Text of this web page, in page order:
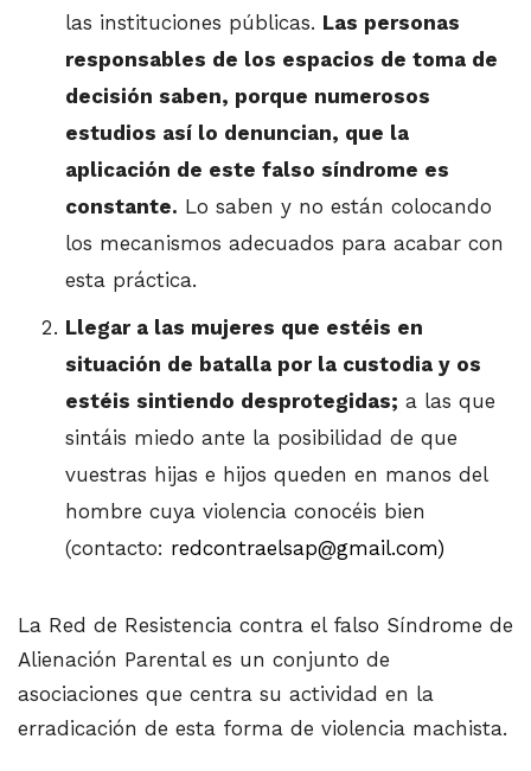
las instituciones públicas. Las personas
responsables de los espacios de toma de
decisión saben, porque numerosos
estudios así lo denuncian, que la
aplicación de este falso síndrome es
constante. Lo saben y no están colocando
los mecanismos adecuados para acabar con
esta práctica.
Llegar a las mujeres que estéis en
situación de batalla por la custodia y os
estéis sintiendo desprotegidas; a las que
sintáis miedo ante la posibilidad de que
vuestras hijas e hijos queden en manos del
hombre cuya violencia conocéis bien
(contacto: redcontraelsap@gmail.com)
La Red de Resistencia contra el falso Síndrome de
Alienación Parental es un conjunto de
asociaciones que centra su actividad en la
erradicación de esta forma de violencia machista.